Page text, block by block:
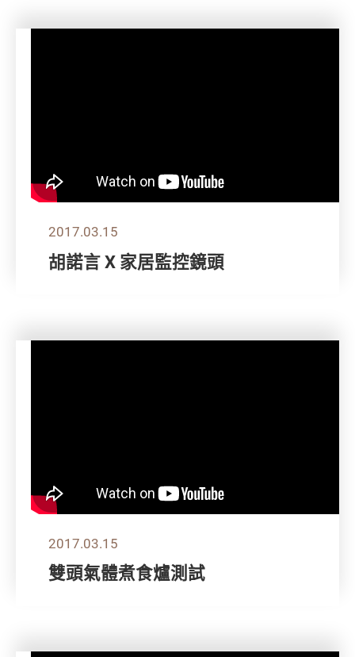
2017.03.15
胡諾言 X 家居監控鏡頭
2017.03.15
雙頭氣體煮食爐測試